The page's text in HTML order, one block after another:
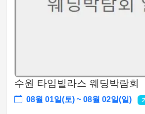
수원 타임빌라스 웨딩박람회
08월 01일(토) ~ 08월 02일(일)